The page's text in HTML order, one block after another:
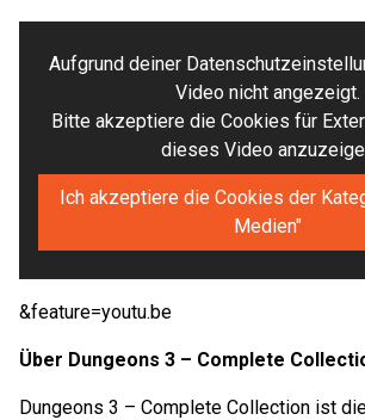
Aufgrund deiner
Video nicht angezeigt.
Bitte akzeptiere die Cookies für
dieses Video
Ich akzeptiere die Cookies der
Medien"
&feature=youtu.be
Über Dungeons 3 – Complete
Dungeons 3 – Complete Collection ist